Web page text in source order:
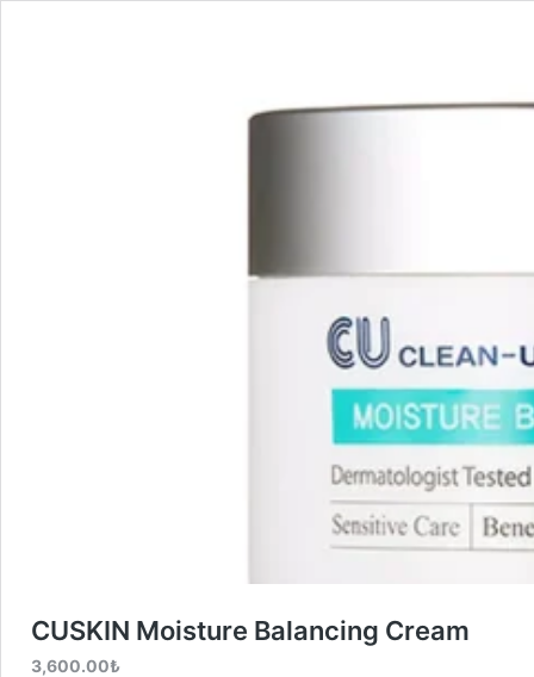
CUSKIN Moisture Balancing Cream
3,600.00₺